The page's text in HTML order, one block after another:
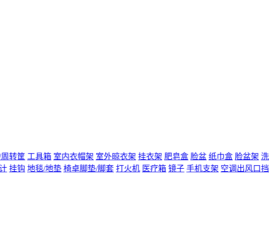
转筐 工具箱 室内衣帽架 室外晾衣架 挂衣架 肥皂盒 脸盆 纸巾盒 脸盆架 洗
挂钩 地毯/地垫 椅卓脚垫/脚套 打火机 医疗箱 镜子 手机支架 空调出风口挡